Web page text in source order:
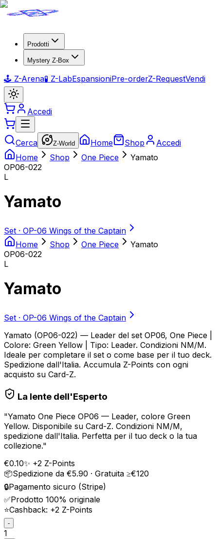
Prodotti
Mystery Z-Box
🕹️ Z-Arena🧪 Z-LabEspansioniPre-orderZ-RequestVendi
Accedi
Cerca Z-World Home Shop
Accedi
Home
Shop One Piece
Yamato
OP06-022
L
Yamato
Set · OP-06 Wings of the Captain
Home
Shop One Piece
Yamato
OP06-022
L
Yamato
Set · OP-06 Wings of the Captain
Yamato (OP06-022) — Leader del set OP06, One Piece |
Colore: Green Yellow | Tipo: Leader. Condizioni NM/M.
Ideale per completare il set o come base per il tuo deck.
Spedizione dall'Italia. Accumula Z-Points con ogni
acquisto su Card-Z.
La lente dell'Esperto
"Yamato One Piece OP06 — Leader, colore Green
Yellow. Disponibile su Card-Z. Condizioni NM/M,
spedizione dall'Italia. Perfetta per il tuo deck o la tua
collezione."
€0.10✨ +2 Z-Points
📦Spedizione da €5.90 · Gratuita ≥€120
🔒Pagamento sicuro (Stripe)
✅Prodotto 100% originale
⭐Cashback: +2 Z-Points
-
1